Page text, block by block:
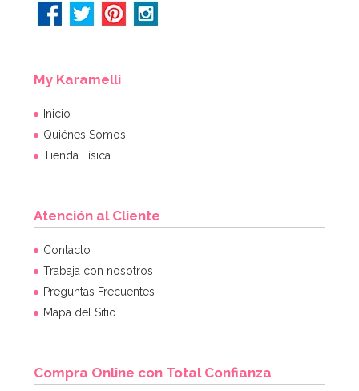
Set de 4 Moldes de silicona Huevo
AÑADIR
My Karamelli
Inicio
Quiénes Somos
Tienda Física
Atención al Cliente
Contacto
Trabaja con nosotros
Preguntas Frecuentes
Mapa del Sitio
Compra Online con Total Confianza